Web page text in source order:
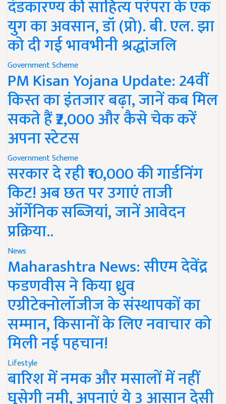
दंडकारण्य की साहित्य परंपरा के एक
युग का अवसान, डॉ (प्रो). बी. एल. झा
को दी गई भावभीनी श्रद्धांजलि
Government Scheme
PM Kisan Yojana Update: 24वीं
किस्त का इंतजार बढ़ा, जानें कब मिल
सकते हैं ₹2,000 और कैसे चेक करें
अपना स्टेटस
Government Scheme
सरकार दे रही ₹10,000 की गार्डनिंग
किट! अब छत पर उगाएं ताजी
ऑर्गेनिक सब्जियां, जानें आवेदन
प्रक्रिया..
News
Maharashtra News: सीएम देवेंद्र
फडणवीस ने किया ध्रुव
एग्रीटेक्नोलॉजीज के संस्थापकों का
सम्मान, किसानों के लिए नवाचार को
मिली नई पहचान!
Lifestyle
बारिश में नमक और मसालों में नहीं
घुसेगी नमी, अपनाएं ये 3 आसान देसी